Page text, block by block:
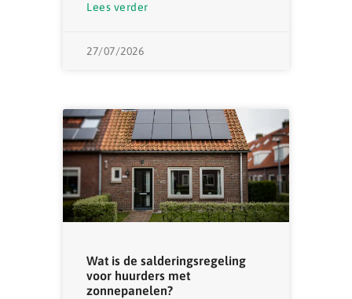
Lees verder
27/07/2026
Wat is de salderingsregeling
voor huurders met
zonnepanelen?